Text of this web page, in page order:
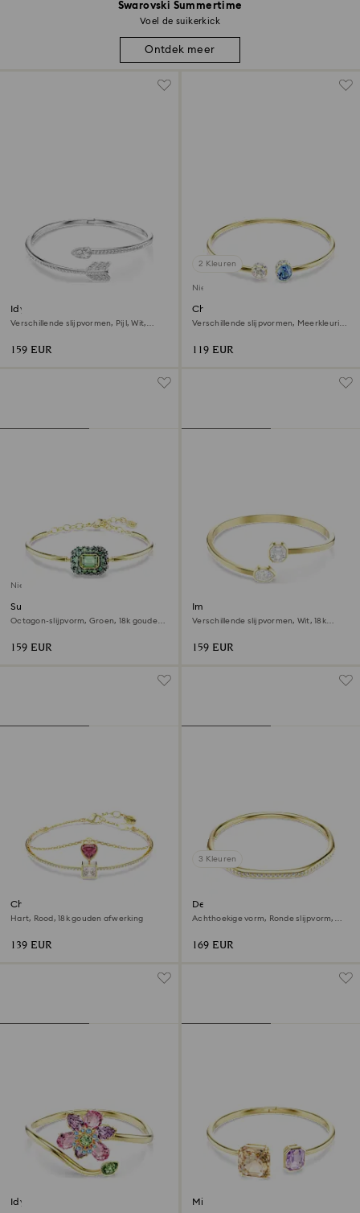
Swarovski Summertime
Voel de suikerkick
Ontdek meer
Idyllia armband
Verschillende slijpvormen, Pijl, Wit,
159 EUR
2 Kleuren
Nieuw
Chroma armband
Verschillende slijpvormen, Meerkleurig,
119 EUR
Nieuw
Sublima armband
Octagon-slijpvorm, Groen, ‎18k gouden
159 EUR
Imber armband
Verschillende slijpvormen, Wit, ‎18k
159 EUR
Chroma armband
Hart, Rood, ‎18k gouden afwerking
139 EUR
3 Kleuren
Dextera armband
Achthoekige vorm, Ronde slijpvorm,
169 EUR
Idyllia armband Millenia armband